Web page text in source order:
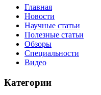
Главная
Новости
Научные статьи
Полезные статьи
Обзоры
Специальности
Видео
Категории